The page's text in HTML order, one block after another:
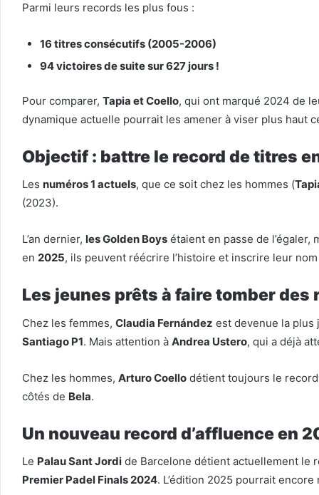
Parmi leurs records les plus fous :
16 titres consécutifs (2005-2006)
94 victoires de suite sur 627 jours !
Pour comparer, Tapia et Coello, qui ont marqué 2024 de
dynamique actuelle pourrait les amener à viser plus haut
Objectif : battre le record de titres
Les numéros 1 actuels, que ce soit chez les hommes (
(2023).
L’an dernier, les Golden Boys étaient en passe de l’égaler,
en 2025, ils peuvent réécrire l’histoire et inscrire leur
Les jeunes prêts à faire tomber des
Chez les femmes, Claudia Fernández est devenue la plus
Santiago P1. Mais attention à Andrea Ustero, qui a déjà
Chez les hommes, Arturo Coello détient toujours le
côtés de Bela.
Un nouveau record d’affluence en
Le Palau Sant Jordi de Barcelone détient actuellement le
Premier Padel Finals 2024. L’édition 2025 pourrait